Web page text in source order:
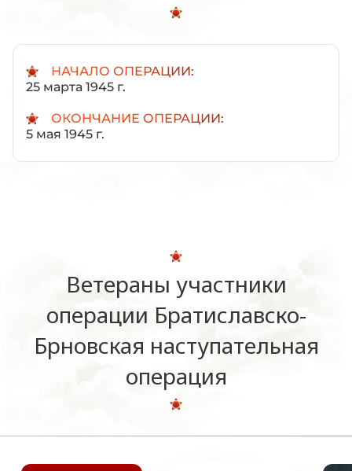
НАЧАЛО ОПЕРАЦИИ:
25 марта 1945 г.
ОКОНЧАНИЕ ОПЕРАЦИИ:
5 мая 1945 г.
Ветераны участники
операции Братиславско-
Брновская наступательная
операция